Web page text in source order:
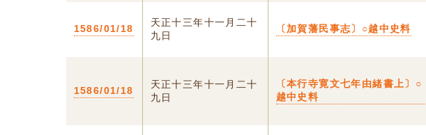
1586/01/18
天正十三年十一月二十
九日
〔加賀藩民事志〕○越中史料
1586/01/18
天正十三年十一月二十
九日
〔本行寺寛文七年由緒書上〕○
越中史料